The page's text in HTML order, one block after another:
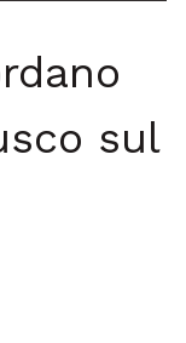
sul